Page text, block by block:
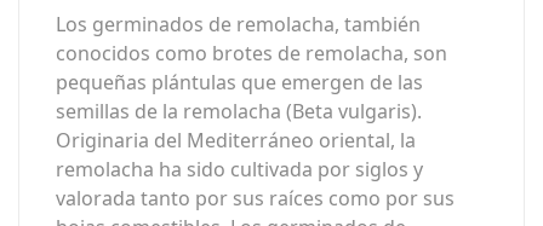
Los germinados de remolacha, también
conocidos como brotes de remolacha, son
pequeñas plántulas que emergen de las
semillas de la remolacha (Beta vulgaris).
Originaria del Mediterráneo oriental, la
remolacha ha sido cultivada por siglos y
valorada tanto por sus raíces como por sus